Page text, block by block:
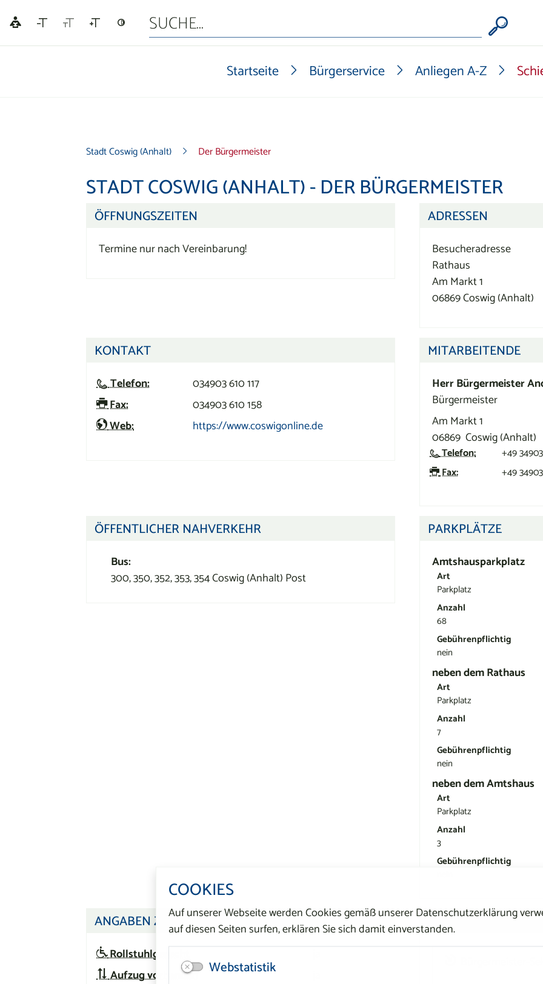
COOKIES
Auf unserer Webseite werden Cookies gemäß unserer Datenschutzerklärung
auf diesen Seiten surfen, erklären Sie sich damit einverstanden.
Webstatistik
Startseite Bürgerservice Anliegen A-Z
Stadt Coswig (Anhalt) Der Bürgermeister
STADT COSWIG (ANHALT) - DER BÜRGERMEISTER
ÖFFNUNGSZEITEN
Termine nur nach Vereinbarung!
ADRESSEN
Besucheradresse
Rathaus
Am Markt 1
06869Coswig (Anhalt)
KONTAKT
Telefon:
034903 610 117
Fax:
034903 610 158
Web:
https://www.coswigonline.de
MITARBEITENDE
HerrBürgermeister
Bürgermeister
Am Markt 1
06869 Coswig (Anhalt)
Telefon:
+49
Fax:
+49
ÖFFENTLICHER NAHVERKEHR
Bus:
300, 350, 352, 353, 354 Coswig (Anhalt) Post
PARKPLÄTZE
Amtshausparkplatz
Art
Parkplatz
Anzahl
68
Gebührenpflichtig
nein
neben dem Rathaus
Art
Parkplatz
Anzahl
7
Gebührenpflichtig
nein
neben dem Amtshaus
Art
Parkplatz
Anzahl
3
Gebührenpflichtig
ANGABEN ZUR BARRIEREFREIHEIT
Rollstuhlgerecht
Aufzug vorhanden
ZUGEHÖRIG